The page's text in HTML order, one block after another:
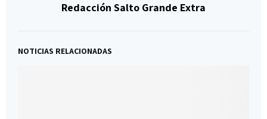
Redacción Salto Grande Extra
NOTICIAS RELACIONADAS